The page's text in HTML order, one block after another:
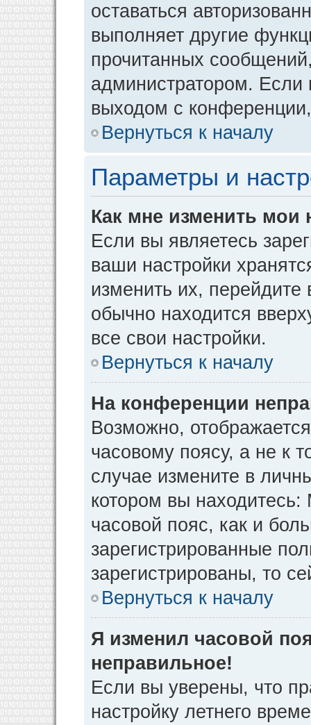
оставаться
выполняет другие
прочитанных
администратором. Если
выходом с
Вернуться к началу
Параметры и
Как мне изменить мои
Если вы являетесь
ваши настройки
изменить их, перейдите
обычно находится
все свои настройки.
Вернуться к началу
На конференции
Возможно,
часовому поясу, а не к
случае измените в
котором вы находитесь:
часовой пояс, как и
зарегистрированные
зарегистрированы, то
Вернуться к началу
Я изменил часовой
неправильное!
Если вы уверены, что
настройку летнего